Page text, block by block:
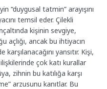
“duygusal tatmin” arayışını
temsil eder. Çilekli
kişinin sevgiye,
açlığı, ancak bu ihtiyacın
yansıtır. Kişi,
çok katı kurallar
zihnin bu katılığa karşı
arzusunu kanıtlar. Bu